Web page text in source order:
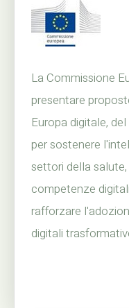
La Commissione
presentare
Europa digitale,
per sostenere
settori della
competenze
rafforzare
digitali